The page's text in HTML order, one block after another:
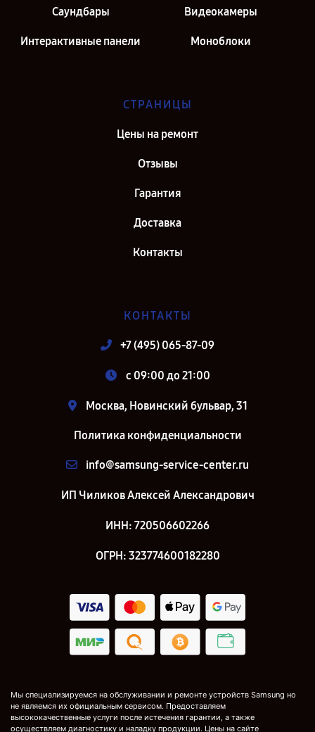
Саундбары Видеокамеры
Интерактивные панели Моноблоки
СТРАНИЦЫ
Цены на ремонт
Отзывы
Гарантия
Доставка
Контакты
КОНТАКТЫ
+7 (495) 065-87-09
c 09:00 до 21:00
Москва, Новинский бульвар, 31
Политика конфиденциальности
info@samsung-service-center.ru
ИП Чиликов Алексей Александрович
ИНН: 720506602266
ОГРН: 323774600182280
Мы специализируемся на обслуживании и ремонте устройств Samsung но
не являемся их официальным сервисом. Предоставляем
высококачественные услуги после истечения гарантии, а также
осуществляем диагностику и наладку продукции. Цены на сайте